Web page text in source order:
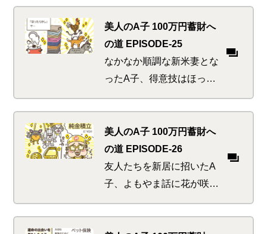
く間に進み、残った祝賀の
品によってリビングは占拠
される。
美人のA子 100万円蓄財へ
の道 EPISODE-25
なかなか順調な新米妻とな
ったA子、得意技はほった
らかしの煮込み料理と洗濯
物のタワー作り。しかし、
K太郎の嫁となったからに
は果たさねばならない責務
が…
美人のA子 100万円蓄財へ
の道 EPISODE-26
友人たちを新居に招いたA
子、よもやま話に花が咲
く。偶然か必然か、今回の
話題には謎の共通点が。金